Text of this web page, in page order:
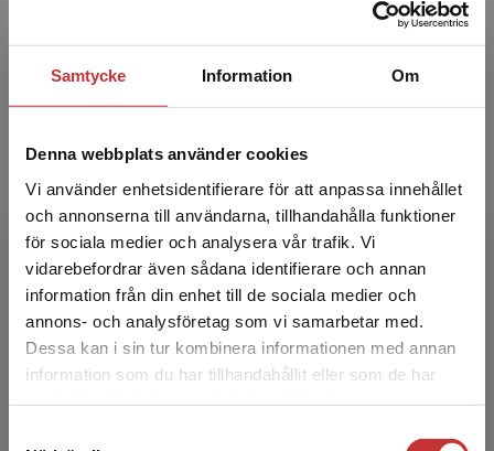
Samtycke Information Om
Denna webbplats använder cookies
Vi använder enhetsidentifierare för att anpassa innehållet
och annonserna till användarna, tillhandahålla funktioner
för sociala medier och analysera vår trafik. Vi
vidarebefordrar även sådana identifierare och annan
information från din enhet till de sociala medier och
annons- och analysföretag som vi samarbetar med.
Dessa kan i sin tur kombinera informationen med annan
information som du har tillhandahållit eller som de har
Begränsad fraktregion
Det verkar som att du besöker
studentlitteratur.se via en enhet utanför Sverige.
Vi erbjuder inte leveranser utanför Sverige. För
Pekka Rokka
Pekka Rokka har arbetat som klasslärare och
rektor i mer än 30 år. Förutom
klasslärarutbildning är han också doktor i
pedagogik. Pekka har deltagi...